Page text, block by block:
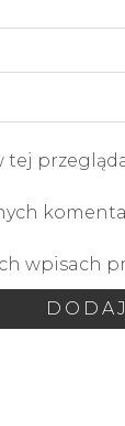
wpisach